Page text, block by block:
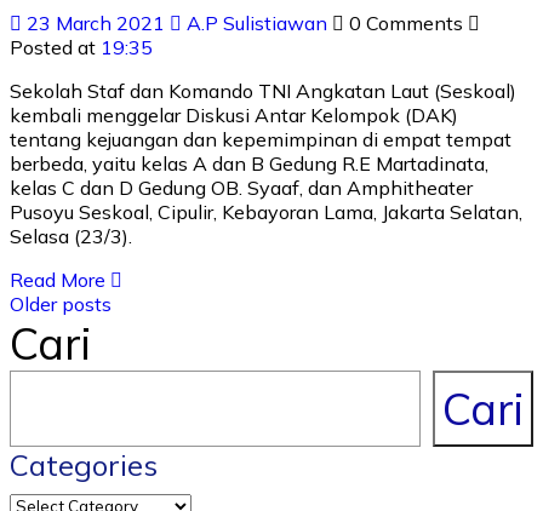
23 March 2021 A.P Sulistiawan
0 Comments
Posted at 19:35
Sekolah Staf dan Komando TNI Angkatan Laut (Seskoal)
kembali menggelar Diskusi Antar Kelompok (DAK)
tentang kejuangan dan kepemimpinan di empat tempat
berbeda, yaitu kelas A dan B Gedung R.E Martadinata,
kelas C dan D Gedung OB. Syaaf, dan Amphitheater
Pusoyu Seskoal, Cipulir, Kebayoran Lama, Jakarta Selatan,
Selasa (23/3).
Read More
Older posts
Cari
Cari
Categories